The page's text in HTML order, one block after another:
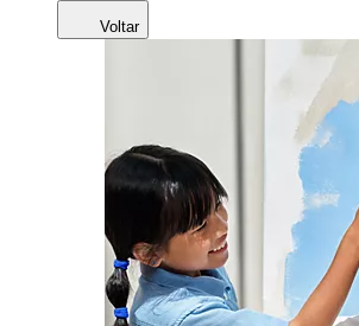
Voltar